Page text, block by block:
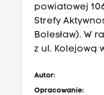
powiatowej
Strefy
Bolesław). W
z ul. Kolejową
Autor:
Opracowanie: